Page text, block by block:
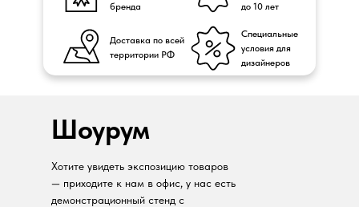
бренда
Доставка по всей
территории РФ
до 10 лет
Специальные
условия для
дизайнеров
Шоурум
Хотите увидеть экспозицию товаров
— приходите к нам в офис, у нас есть
демонстрационный стенд с